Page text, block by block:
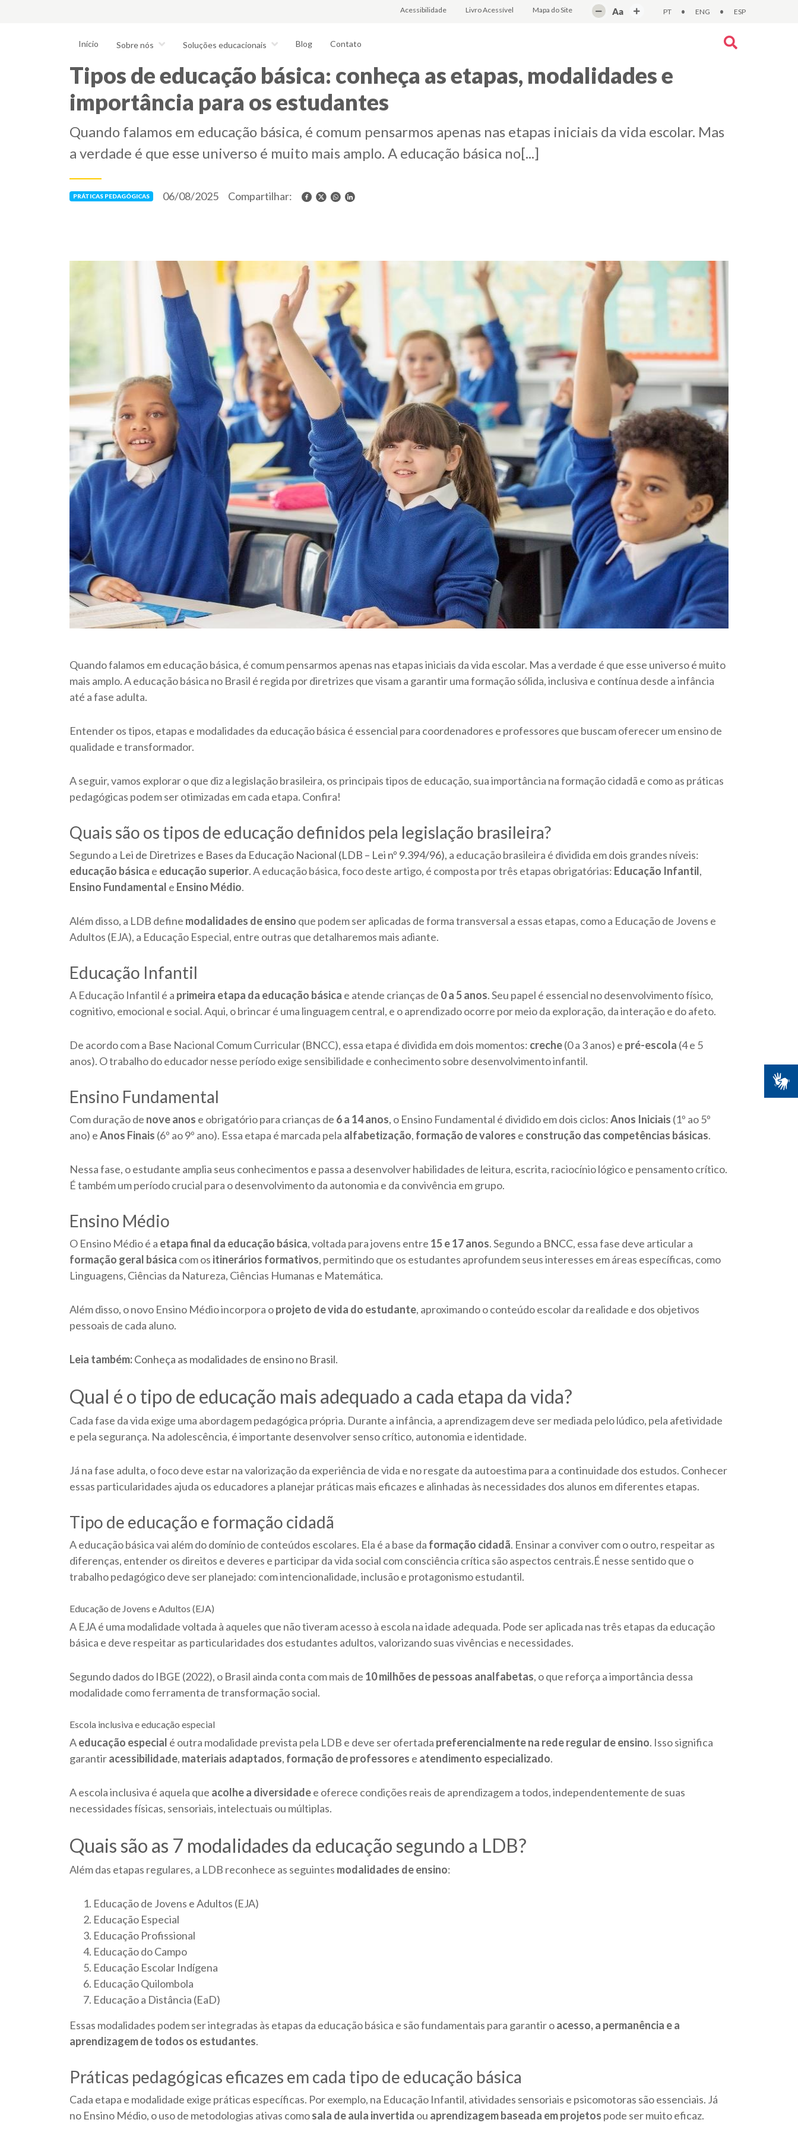
Acessibilidade Livro Acessível Mapa do Site Aa PT • ENG • ESP
Início Sobre nós Soluções educacionais Blog Contato
Tipos de educação básica: conheça as etapas, modalidades e
importância para os estudantes
Quando falamos em educação básica, é comum pensarmos apenas nas etapas iniciais da vida escolar. Mas
a verdade é que esse universo é muito mais amplo. A educação básica no[...]
PRÁTICAS PEDAGÓGICAS 06/08/2025 Compartilhar:
Quando falamos em educação básica, é comum pensarmos apenas nas etapas iniciais da vida escolar. Mas a verdade é que esse universo é muito
mais amplo. A educação básica no Brasil é regida por diretrizes que visam a garantir uma formação sólida, inclusiva e contínua desde a infância
até a fase adulta.
Entender os tipos, etapas e modalidades da educação básica é essencial para coordenadores e professores que buscam oferecer um ensino de
qualidade e transformador.
A seguir, vamos explorar o que diz a legislação brasileira, os principais tipos de educação, sua importância na formação cidadã e como as práticas
pedagógicas podem ser otimizadas em cada etapa. Confira!
Quais são os tipos de educação definidos pela legislação brasileira?
Segundo a Lei de Diretrizes e Bases da Educação Nacional (LDB – Lei nº 9.394/96), a educação brasileira é dividida em dois grandes níveis:
educação básica e educação superior. A educação básica, foco deste artigo, é composta por três etapas obrigatórias: Educação Infantil,
Ensino Fundamental e Ensino Médio.
Além disso, a LDB define modalidades de ensino que podem ser aplicadas de forma transversal a essas etapas, como a Educação de Jovens e
Adultos (EJA), a Educação Especial, entre outras que detalharemos mais adiante.
Educação Infantil
A Educação Infantil é a primeira etapa da educação básica e atende crianças de 0 a 5 anos. Seu papel é essencial no desenvolvimento físico,
cognitivo, emocional e social. Aqui, o brincar é uma linguagem central, e o aprendizado ocorre por meio da exploração, da interação e do afeto.
De acordo com a Base Nacional Comum Curricular (BNCC), essa etapa é dividida em dois momentos: creche(0 a 3 anos) e pré-escola (4 e 5
anos). O trabalho do educador nesse período exige sensibilidade e conhecimento sobre desenvolvimento infantil.
Ensino Fundamental
Com duração de nove anos e obrigatório para crianças de 6 a 14 anos, o Ensino Fundamental é dividido em dois ciclos:Anos Iniciais (1º ao 5º
ano) eAnos Finais (6º ao 9º ano). Essa etapa é marcada pela alfabetização, formação de valores e construção das competências básicas.
Nessa fase, o estudante amplia seus conhecimentos e passa a desenvolver habilidades de leitura, escrita, raciocínio lógico e pensamento crítico.
É também um período crucial para o desenvolvimento da autonomia e da convivência em grupo.
Ensino Médio
O Ensino Médio é a etapa final da educação básica, voltada para jovens entre 15 e 17 anos. Segundo a BNCC, essa fase deve articular a
formação geral básica com os itinerários formativos, permitindo que os estudantes aprofundem seus interesses em áreas específicas, como
Linguagens, Ciências da Natureza, Ciências Humanas e Matemática.
Além disso, o novo Ensino Médio incorpora oprojeto de vida do estudante, aproximando o conteúdo escolar da realidade e dos objetivos
pessoais de cada aluno.
Leia também:Conheça as modalidades de ensino no Brasil.
Qual é o tipo de educação mais adequado a cada etapa da vida?
Cada fase da vida exige uma abordagem pedagógica própria. Durante a infância, a aprendizagem deve ser mediada pelo lúdico, pela afetividade
e pela segurança. Na adolescência, é importante desenvolver senso crítico, autonomia e identidade.
Já na fase adulta, o foco deve estar na valorização da experiência de vida e no resgate da autoestima para a continuidade dos estudos. Conhecer
essas particularidades ajuda os educadores a planejar práticas mais eficazes e alinhadas às necessidades dos alunos em diferentes etapas.
Tipo de educação e formação cidadã
A educação básica vai além do domínio de conteúdos escolares. Ela é a base da formação cidadã. Ensinar a conviver com o outro, respeitar as
diferenças, entender os direitos e deveres e participar da vida social com consciência crítica são aspectos centrais.É nesse sentido que o
trabalho pedagógico deve ser planejado: com intencionalidade, inclusão e protagonismo estudantil.
Educação de Jovens e Adultos (EJA)
A EJA é uma modalidade voltada à aqueles que não tiveram acesso à escola na idade adequada. Pode ser aplicada nas três etapas da educação
básica e deve respeitar as particularidades dos estudantes adultos, valorizando suas vivências e necessidades.
Segundo dados do IBGE (2022), o Brasil ainda conta com mais de 10 milhões de pessoas analfabetas, o que reforça a importância dessa
modalidade como ferramenta de transformação social.
Escola inclusiva e educação especial
Aeducação especial é outra modalidade prevista pela LDB e deve ser ofertada preferencialmente na rede regular de ensino. Isso significa
garantiracessibilidade, materiais adaptados, formação de professores e atendimento especializado.
A escola inclusiva é aquela que acolhe a diversidadee oferece condições reais de aprendizagem a todos, independentemente de suas
necessidades físicas, sensoriais, intelectuais ou múltiplas.
Quais são as 7 modalidades da educação segundo a LDB?
Além das etapas regulares, a LDB reconhece as seguintes modalidades de ensino:
Educação de Jovens e Adultos (EJA)
Educação Especial
Educação Profissional
Educação do Campo
Educação Escolar Indígena
Educação Quilombola
Educação a Distância (EaD)
Essas modalidades podem ser integradas às etapas da educação básica e são fundamentais para garantir oacesso, a permanência e a
aprendizagem de todos os estudantes.
Práticas pedagógicas eficazes em cada tipo de educação básica
Cada etapa e modalidade exige práticas específicas. Por exemplo, na Educação Infantil, atividades sensoriais e psicomotoras são essenciais. Já
no Ensino Médio, o uso de metodologias ativas comosala de aula invertida ou aprendizagem baseada em projetos pode ser muito eficaz.